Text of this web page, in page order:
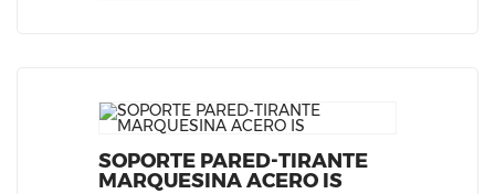
SOPORTE PARED-TIRANTE
MARQUESINA ACERO IS